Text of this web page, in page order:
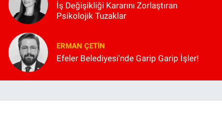
İş Değişikliği Kararını Zorlaştıran
Psikolojik Tuzaklar
ERMAN ÇETIN
Efeler Belediyesi'nde Garip Garip İşler!